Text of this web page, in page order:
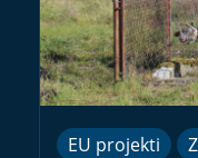
EU projekti